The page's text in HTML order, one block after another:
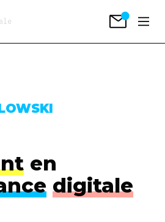
en
digitale